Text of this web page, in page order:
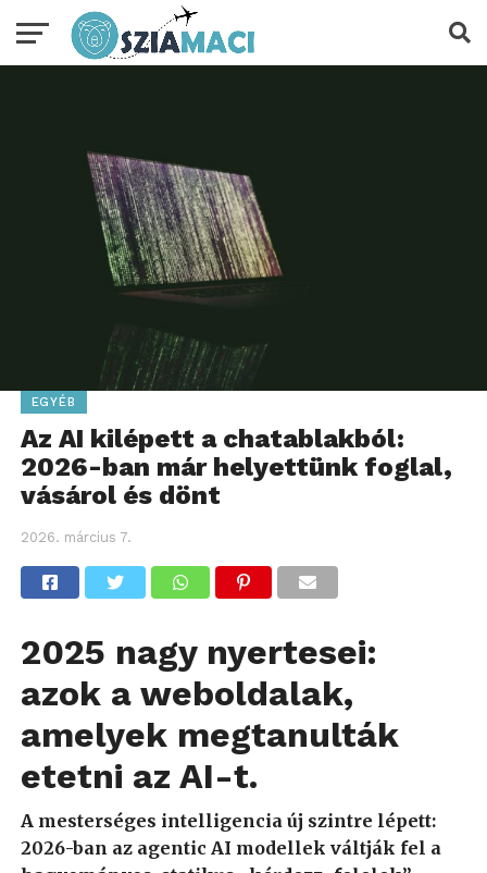
EGYÉB
Az AI kilépett a chatablakból:
2026-ban már helyettünk foglal,
vásárol és dönt
2026. március 7.
2025 nagy nyertesei:
azok a weboldalak,
amelyek megtanulták
etetni az AI-t.
A mesterséges intelligencia új szintre lépett:
2026-ban az agentic AI modellek váltják fel a